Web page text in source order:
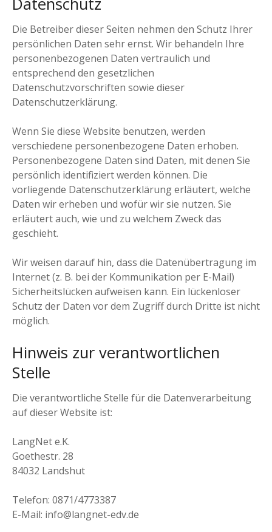
Die Betreiber dieser Seiten nehmen den Schutz Ihrer
persönlichen Daten sehr ernst. Wir behandeln Ihre
personenbezogenen Daten vertraulich und
entsprechend den gesetzlichen
Datenschutzvorschriften sowie dieser
Datenschutzerklärung.
Wenn Sie diese Website benutzen, werden
verschiedene personenbezogene Daten erhoben.
Personenbezogene Daten sind Daten, mit denen Sie
persönlich identifiziert werden können. Die
vorliegende Datenschutzerklärung erläutert, welche
Daten wir erheben und wofür wir sie nutzen. Sie
erläutert auch, wie und zu welchem Zweck das
geschieht.
Wir weisen darauf hin, dass die Datenübertragung im
Internet (z. B. bei der Kommunikation per E-Mail)
Sicherheitslücken aufweisen kann. Ein lückenloser
Schutz der Daten vor dem Zugriff durch Dritte ist nicht
möglich.
Hinweis zur verantwortlichen
Stelle
Die verantwortliche Stelle für die Datenverarbeitung
auf dieser Website ist:
LangNet e.K.
Goethestr. 28
84032 Landshut
Telefon: 0871/4773387
E-Mail: info@langnet-edv.de